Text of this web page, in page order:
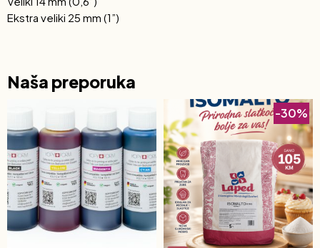
Ekstra veliki 25 mm (1”)
Naša preporuka
-30%